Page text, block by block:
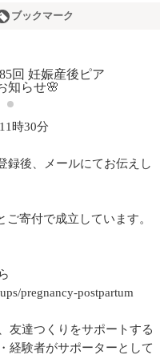
ブックマーク
時30分
録後、メールにてお伝えし
寄付で成立しています。
pregnancy-postpartum
友達つくりをサポートする
経験者がサポーターとして